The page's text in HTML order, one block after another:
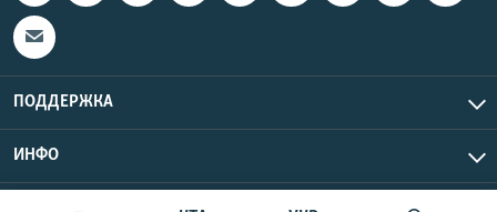
ПОДДЕРЖКА
ИНФО